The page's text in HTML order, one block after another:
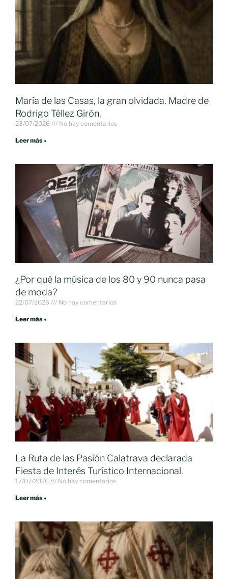
María de las Casas, la gran olvidada. Madre de
Rodrigo Téllez Girón.
23/07/2026 No hay comentarios
Leer más »
¿Por qué la música de los 80 y 90 nunca pasa
de moda?
22/07/2026 No hay comentarios
Leer más »
La Ruta de las Pasión Calatrava declarada
Fiesta de Interés Turístico Internacional.
17/07/2026 No hay comentarios
Leer más »